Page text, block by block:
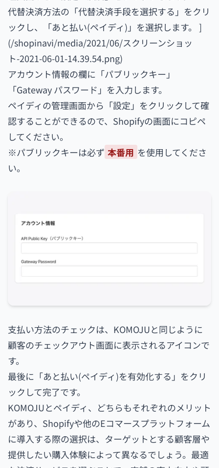
代替決済方法の「代替決済手段を選択する」をクリ
ックし、「あと払い(ペイディ)」を選択します。 ]
(/shopinavi/media/2021/06/スクリーンショッ
ト-2021-06-01-14.39.54.png)
アカウント情報の欄に「パブリックキー」
「Gateway パスワード」を入力します。
ペイディの管理画面から「設定」をクリックして確
認することができるので、Shopifyの画面にコピペ
してください。
※パブリックキーは必ず 本番用 を使用してくださ
い。
支払い方法のチェックは、KOMOJUと同じように
顧客のチェックアウト画面に表示されるアイコンで
す。
最後に「あと払い(ペイディ)を有効化する」をクリ
ックして完了です。
KOMOJUとペイディ、どちらもそれぞれのメリット
があり、Shopifyや他のEコマースプラットフォーム
に導入する際の選択は、ターゲットとする顧客層や
提供したい購入体験によって異なるでしょう。最適